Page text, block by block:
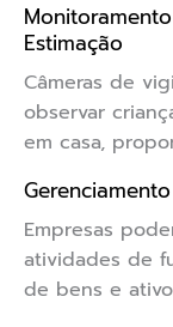
Estimação
Câmeras de
observar
em casa,
Empresas
atividades de
de bens e